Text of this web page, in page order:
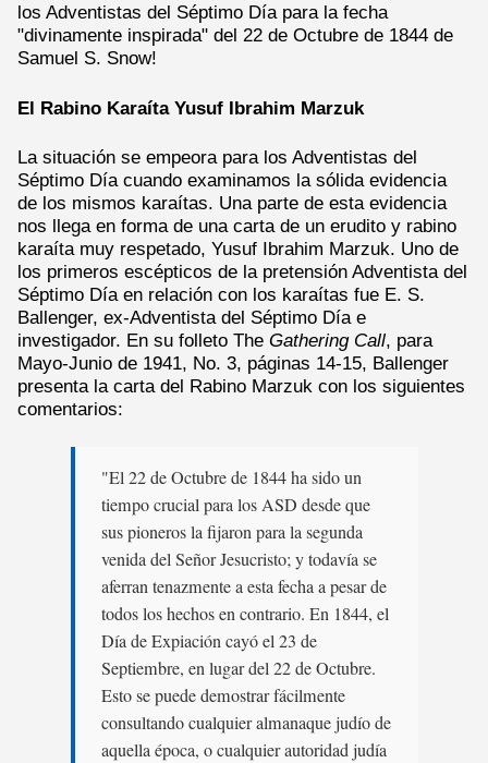
los Adventistas del Séptimo Día para la fecha
"divinamente inspirada" del 22 de Octubre de 1844 de
Samuel S. Snow!
El Rabino Karaíta Yusuf Ibrahim Marzuk
La situación se empeora para los Adventistas del
Séptimo Día cuando examinamos la sólida evidencia
de los mismos karaítas. Una parte de esta evidencia
nos llega en forma de una carta de un erudito y rabino
karaíta muy respetado, Yusuf Ibrahim Marzuk. Uno de
los primeros escépticos de la pretensión Adventista del
Séptimo Día en relación con los karaítas fue E. S.
Ballenger, ex-Adventista del Séptimo Día e
investigador. En su folleto The Gathering Call , para
Mayo-Junio de 1941, No. 3, páginas 14-15, Ballenger
presenta la carta del Rabino Marzuk con los siguientes
comentarios:
"El 22 de Octubre de 1844 ha sido un
tiempo crucial para los ASD desde que
sus pioneros la fijaron para la segunda
venida del Señor Jesucristo; y todavía se
aferran tenazmente a esta fecha a pesar de
todos los hechos en contrario. En 1844, el
Día de Expiación cayó el 23 de
Septiembre, en lugar del 22 de Octubre.
Esto se puede demostrar fácilmente
consultando cualquier almanaque judío de
aquella época, o cualquier autoridad judía